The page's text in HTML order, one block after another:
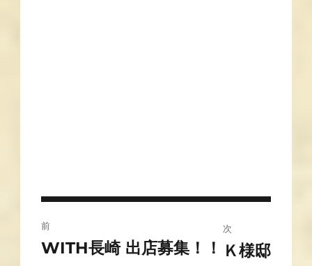
稿
前
前
WITH長崎 出店募集！！
次
次
Ｋ様邸